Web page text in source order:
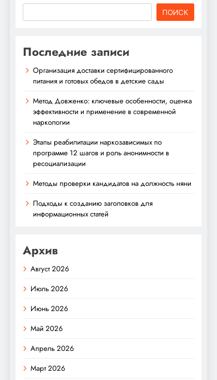
ПОИСК
Последние записи
Организация доставки сертифицированного
питания и готовых обедов в детские сады
Метод Довженко: ключевые особенности, оценка
эффективности и применение в современной
наркологии
Этапы реабилитации наркозависимых по
программе 12 шагов и роль анонимности в
ресоциализации
Методы проверки кандидатов на должность няни
Подходы к созданию заголовков для
информационных статей
Архив
Август 2026
Июль 2026
Июнь 2026
Май 2026
Апрель 2026
Март 2026